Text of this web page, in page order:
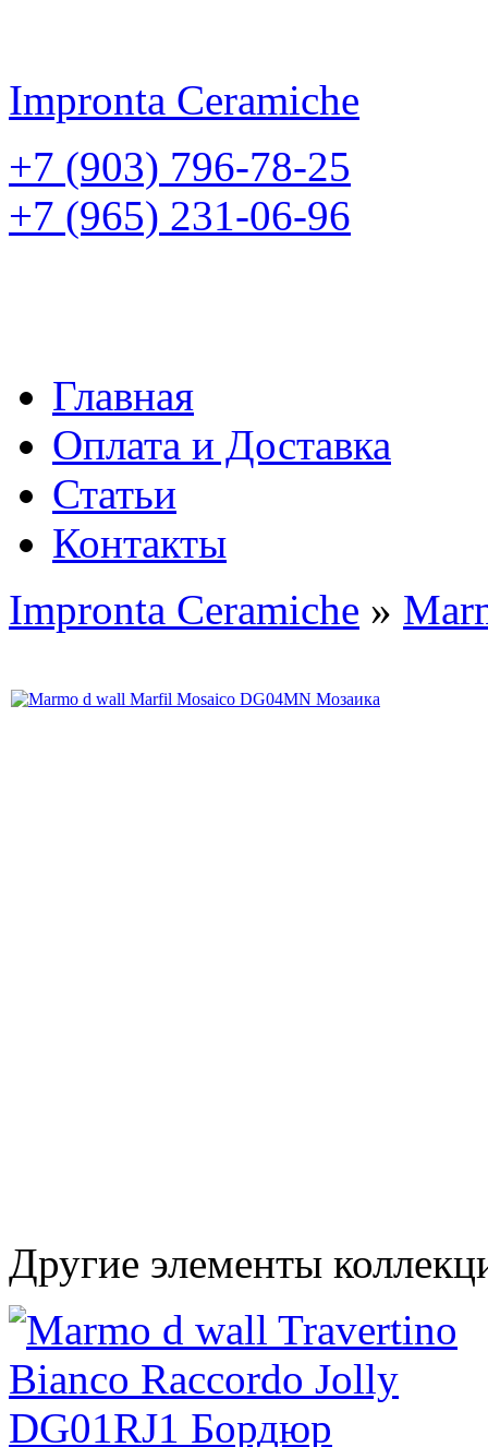
Impronta Ceramiche
+7 (903) 796-78-25
+7 (965) 231-06-96
Главная
Оплата и Доставка
Статьи
Контакты
Impronta Ceramiche »
Другие элементы